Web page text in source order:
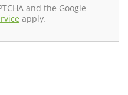
and the Google
apply.